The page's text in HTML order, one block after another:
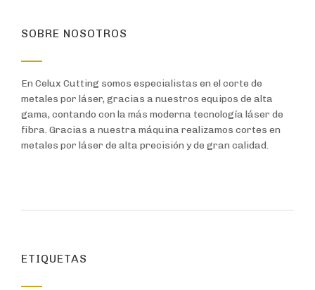
SOBRE NOSOTROS
En Celux Cutting somos especialistas en el corte de
metales por láser, gracias a nuestros equipos de alta
gama, contando con la más moderna tecnología láser de
fibra. Gracias a nuestra máquina realizamos cortes en
metales por láser de alta precisión y de gran calidad.
ETIQUETAS